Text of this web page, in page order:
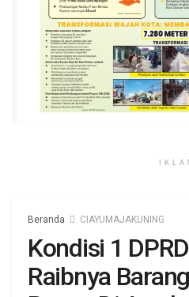
Beranda CIAYUMAJAKUNING
Kondisi 1
Raibnya